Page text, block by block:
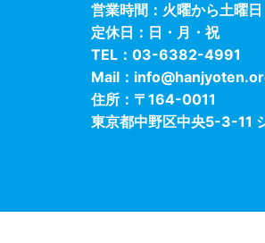
営業時間：火曜から土
定休日：日・月・祝
TEL：03-6382-4991
Mail：
住所：〒164-0011
東京都中野区中央5-3-11